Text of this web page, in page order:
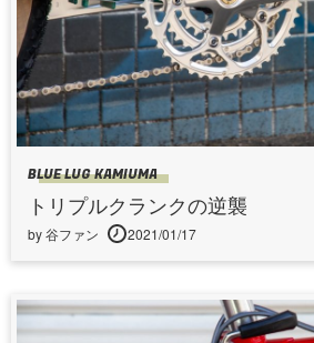
BLUE LUG KAMIUMA
トリプルクランクの逆襲
by 谷ファン 2021/01/17